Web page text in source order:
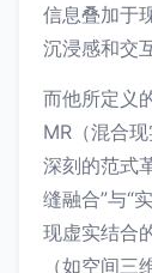
信息叠加于
沉浸感和交
而他所定义
MR（混合
深刻的范式
缝融合”与“
现虚实结合
（如空间